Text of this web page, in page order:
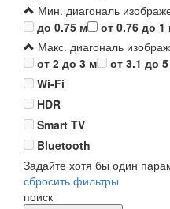
Мин. диагональ
до 0.75 м
от 0.76 до 1
Макс. диагональ
от 2 до 3 м
от 3.1 до
Wi-Fi
HDR
Smart TV
Bluetooth
Задайте хотя бы один
сбросить фильтры
поиск